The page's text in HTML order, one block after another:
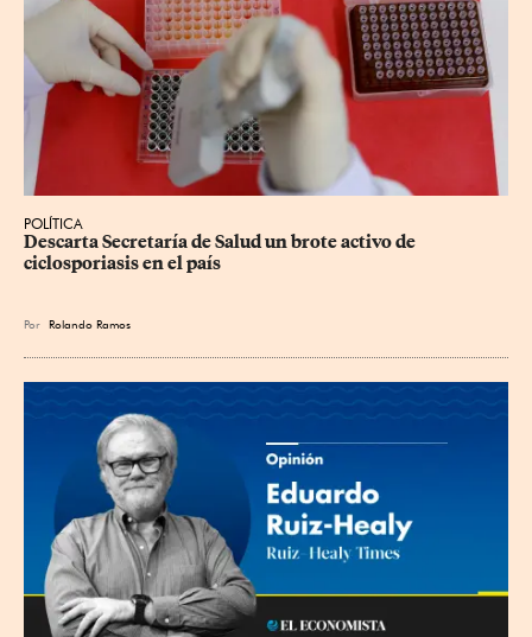
POLÍTICA
Descarta Secretaría de Salud un brote activo de
ciclosporiasis en el país
Por Rolando Ramos